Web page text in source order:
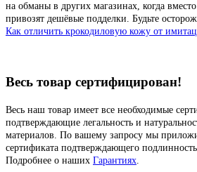
на обманы в других магазинах, когда
привозят дешёвые подделки. Будьте
Как отличить крокодиловую кожу от
Весь товар сертифицирован!
Весь наш товар имеет все необходимые
подтверждающие легальность и
материалов. По вашему запросу мы
сертификата подтверждающего
Подробнее о наших Гарантиях